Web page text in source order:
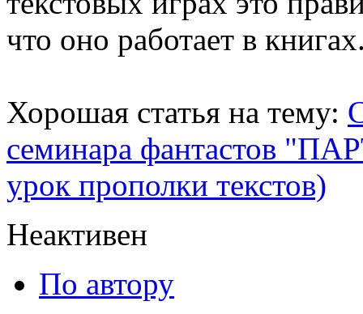
что оно работает в
Хорошая статья на тему:
семинара фантастов
урок прополки текстов)
Неактивен
По автору